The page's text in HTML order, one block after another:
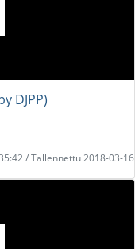
DJPP)
/ Tallennettu 2018-03-16